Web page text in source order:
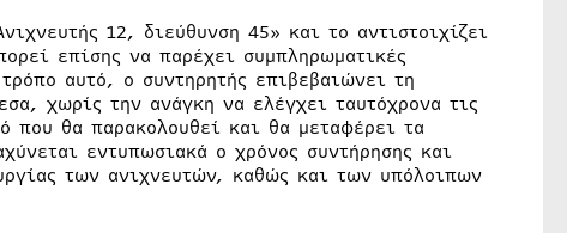
12, διεύθυνση 45» και το αντιστοιχίζει
επίσης να παρέχει συμπληρωματικές
αυτό, ο συντηρητής επιβεβαιώνει τη
χωρίς την ανάγκη να ελέγχει ταυτόχρονα τις
που θα παρακολουθεί και θα μεταφέρει τα
εντυπωσιακά ο χρόνος συντήρησης και
των ανιχνευτών, καθώς και των υπόλοιπων